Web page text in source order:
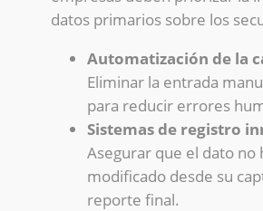
datos primarios sobre los
Automatización de la
Eliminar la entrada
para reducir errores
Sistemas de registro
Asegurar que el dato no
modificado desde su
reporte final.